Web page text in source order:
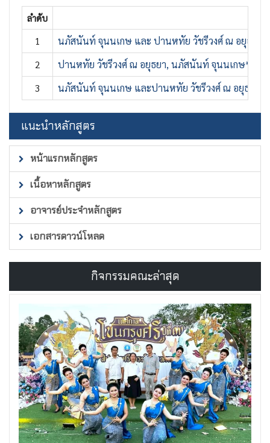
ลำดับ
1
นภัสนันท์ จุนนเกษ และ ปานหทัย วัชรีวงศ์ ณ อยุธยา.
2
ปานหทัย วัชรีวงศ์ ณ อยุธยา, นภัสนันท์ จุนนเกษ* และฉั
3
นภัสนันท์ จุนนเกษ และปานหทัย วัชรีวงศ์ ณ อยุธยา.
แนะนำหลักสูตร
หน้าแรกหลักสูตร
เนื้อหาหลักสูตร
อาจารย์ประจำหลักสูตร
เอกสารดาวน์โหลด
กิจกรรมคณะล่าสุด